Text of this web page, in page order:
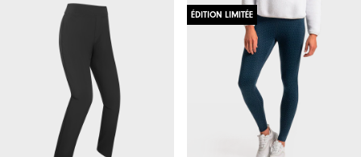
ÉDITION LIMITÉE